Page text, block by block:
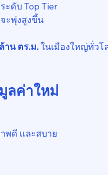
ะดับ Top Tier
จะพุ่งสูงขึ้น
าน ตร.ม. ในเมืองใหญ่ทั่วโ
ลค่าใหม่
พดี และสบาย